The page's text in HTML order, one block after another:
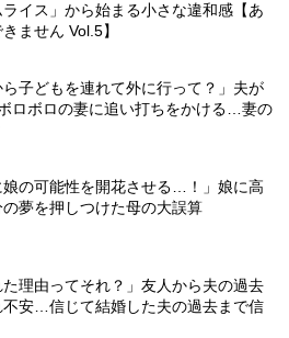
イス」から始まる小さな違和感【あ
ません Vol.5】
ら子どもを連れて外に行って？」夫が
ロボロの妻に追い打ちをかける…妻の
娘の可能性を開花させる…！」娘に高
夢を押しつけた母の大誤算
た理由ってそれ？」友人から夫の過去
不安…信じて結婚した夫の過去まで信